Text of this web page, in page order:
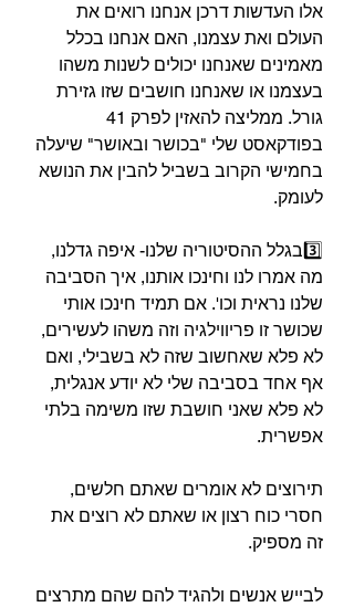
אלו העדשות דרכן אנחנו רואים את
העולם ואת עצמנו, האם אנחנו בכלל
מאמינים שאנחנו יכולים לשנות משהו
בעצמנו או שאנחנו חושבים שזו גזירת
בפודקאסט שלי "בכושר ובאושר" שיעלה
בחמישי הקרוב בשביל להבין את הנושא
לעומק.⁣
3️⃣בגלל ההסיטוריה שלנו- איפה גדלנו,
מה אמרו לנו וחינכו אותנו, איך הסביבה
שלנו נראית וכו'. אם תמיד חינכו אותי
שכושר זו פריווילגיה וזה משהו לעשירים,
לא פלא שאחשוב שזה לא בשבילי, ואם
אף אחד בסביבה שלי לא יודע אנגלית,
לא פלא שאני חושבת שזו משימה בלתי
אפשרית.⁣
תירוצים לא אומרים שאתם חלשים,
חסרי כוח רצון או שאתם לא רוצים את
זה מספיק.⁣
לבייש אנשים ולהגיד להם שהם מתרצים